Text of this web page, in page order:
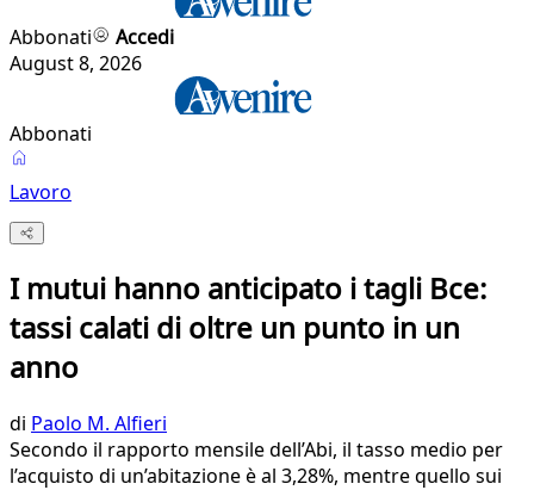
Abbonati
Accedi
August 8, 2026
Abbonati
Lavoro
I mutui hanno anticipato i tagli Bce:
tassi calati di oltre un punto in un
anno
di Paolo M. Alfieri
Secondo il rapporto mensile dell’Abi, il tasso medio per
l’acquisto di un’abitazione è al 3,28%, mentre quello sui